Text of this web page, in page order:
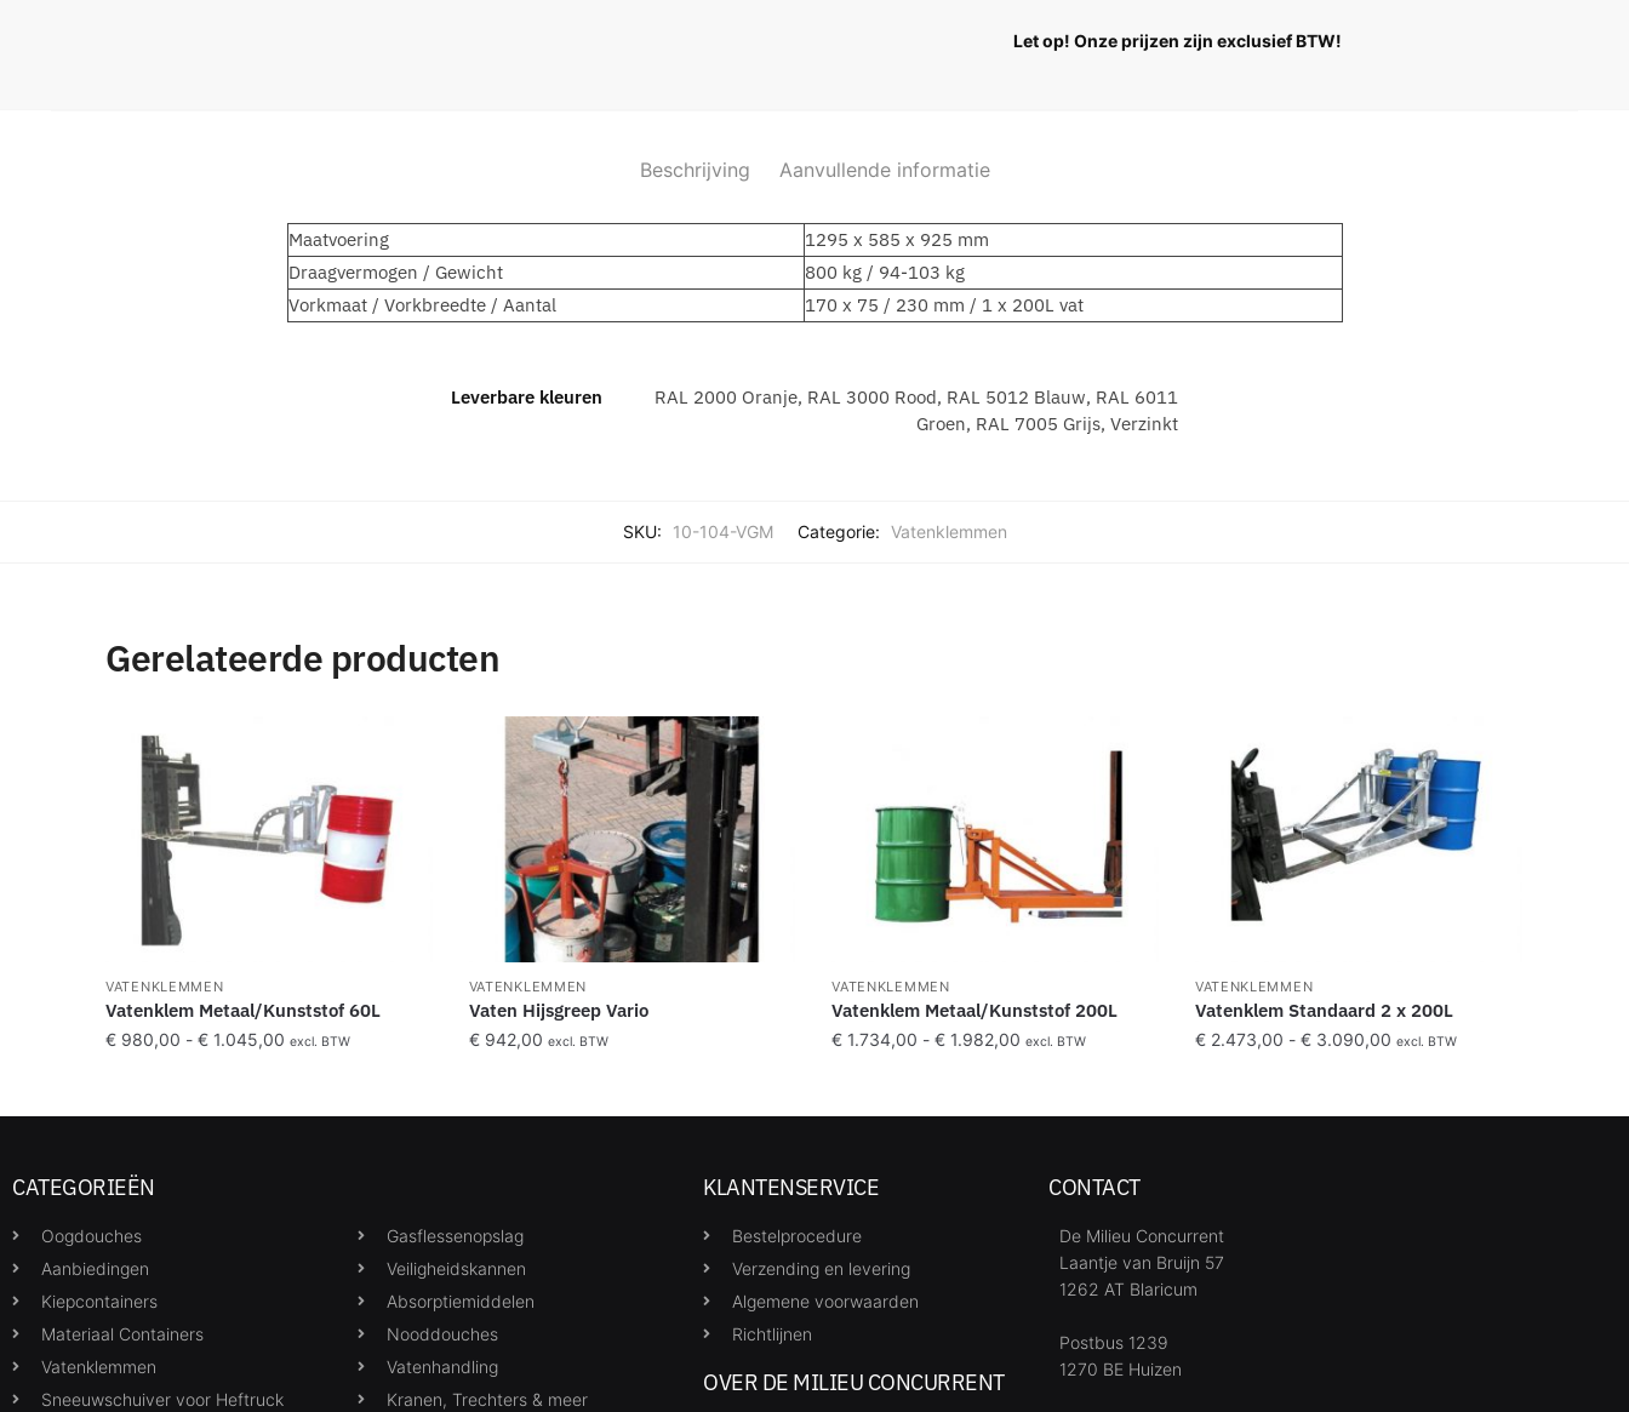
Let op! Onze prijzen zijn exclusief BTW!
Beschrijving Aanvullende informatie
Maatvoering
1295 x 585 x 925 mm
Draagvermogen / Gewicht
800 kg / 94-103 kg
Vorkmaat / Vorkbreedte / Aantal
170 x 75 / 230 mm / 1 x 200L vat
Leverbare kleuren
RAL 2000 Oranje, RAL 3000 Rood, RAL 5012 Blauw, RAL 6011
Groen, RAL 7005 Grijs, Verzinkt
SKU: 10-104-VGM Categorie: Vatenklemmen
Gerelateerde producten
VATENKLEMMEN
Vatenklem Metaal/Kunststof 60L
€ 980,00 - € 1.045,00 excl. BTW
VATENKLEMMEN
Vaten Hijsgreep Vario
€942,00 excl. BTW
VATENKLEMMEN
Vatenklem Metaal/Kunststof 200L
€ 1.734,00 - € 1.982,00 excl. BTW
VATENKLEMMEN
Vatenklem Standaard 2 x 200L
€2.473,00 - €3.090,00 excl. BTW
CATEGORIEËN
Oogdouches
Aanbiedingen
Kiepcontainers
Materiaal Containers
Vatenklemmen
Sneeuwschuiver voor Heftruck
Gasflessenopslag
Veiligheidskannen
Absorptiemiddelen
Nooddouches
Vatenhandling
Kranen, Trechters & meer
KLANTENSERVICE
Bestelprocedure
Verzending en levering
Algemene voorwaarden
Richtlijnen
OVER DE MILIEU CONCURRENT
CONTACT
De Milieu Concurrent
Laantje van Bruijn 57
1262 AT Blaricum
Postbus 1239
1270 BE Huizen